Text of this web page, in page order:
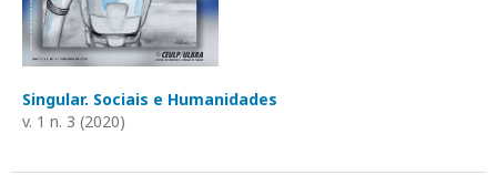
Singular. Sociais e Humanidades
v. 1 n. 3 (2020)